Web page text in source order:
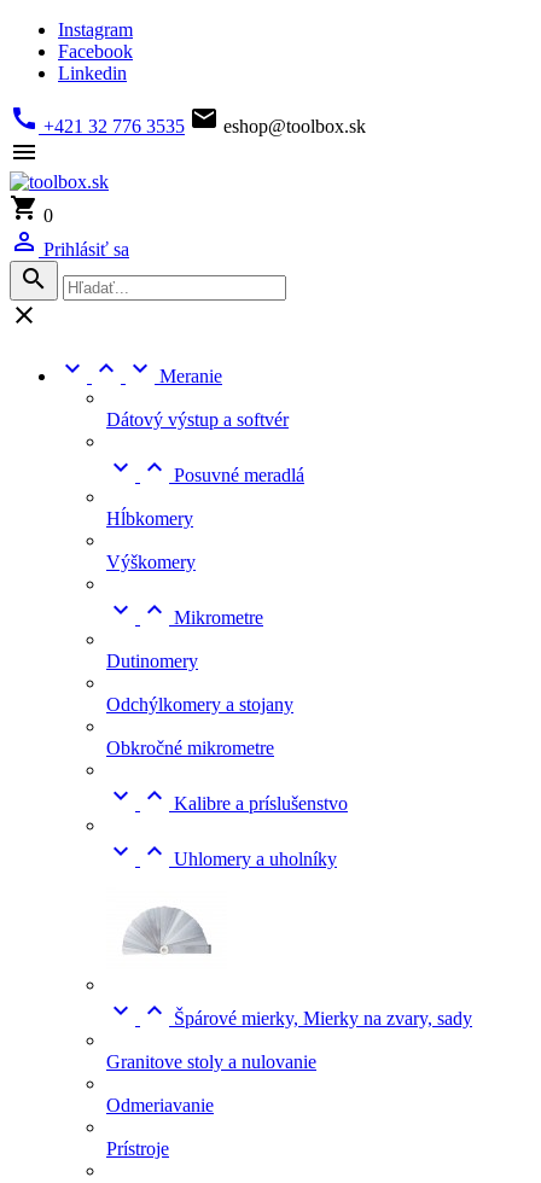
Instagram
Facebook
Linkedin
 +421 32 776 3535  eshop@toolbox.sk

 0
 Prihlásiť sa



  Meranie
Dátový výstup a softvér
  Posuvné meradlá
Hĺbkomery
Výškomery
  Mikrometre
Dutinomery
Odchýlkomery a stojany
Obkročné mikrometre
  Kalibre a príslušenstvo
  Uhlomery a uholníky
  Špárové mierky, Mierky na zvary, sady
Granitove stoly a nulovanie
Odmeriavanie
Prístroje